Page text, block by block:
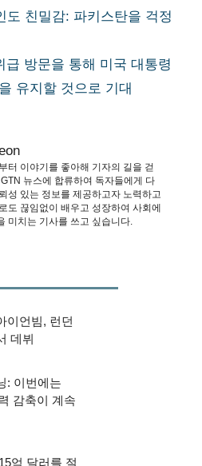
도 친밀감: ​​파키스탄을 걱정
급 방문을 통해 미국 대통령
유지할 것으로 기대
터 이야기를 좋아해 기자의 길을 걷
뉴스에 합류하여 독자들에게 다
성 있는 정보를 제공하고자 노력하고
도 끊임없이 배우고 성장하여 사회에
미치는 기사를 쓰고 싶습니다.
이언빔, 런던
데뷔
: 이번에는
감축이 계속
억 달러를 절